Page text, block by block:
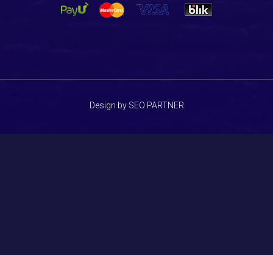
Design by SEO PARTNER